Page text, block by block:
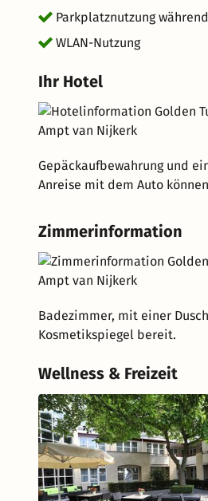
Parkplatznutzung
WLAN-Nutzung
Ihr Hotel
Gepäckaufbewahrung und
Anreise mit dem Auto
Zimmerinformation
Badezimmer, mit einer
Kosmetikspiegel bereit.
Wellness & Freizeit